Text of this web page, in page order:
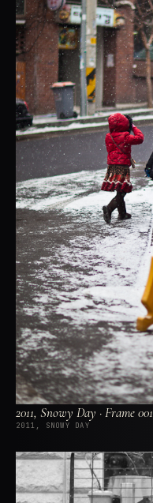
2011, Snowy Day · Frame 001
2011, SNOWY DAY